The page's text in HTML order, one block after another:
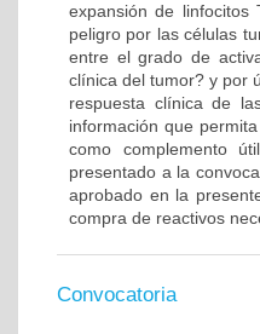
expansión de
peligro por las células
entre el grado de
clínica del tumor? y por
respuesta clínica de
información que
como complemento
presentado a la
aprobado en la
compra de reactivos
Convocatoria